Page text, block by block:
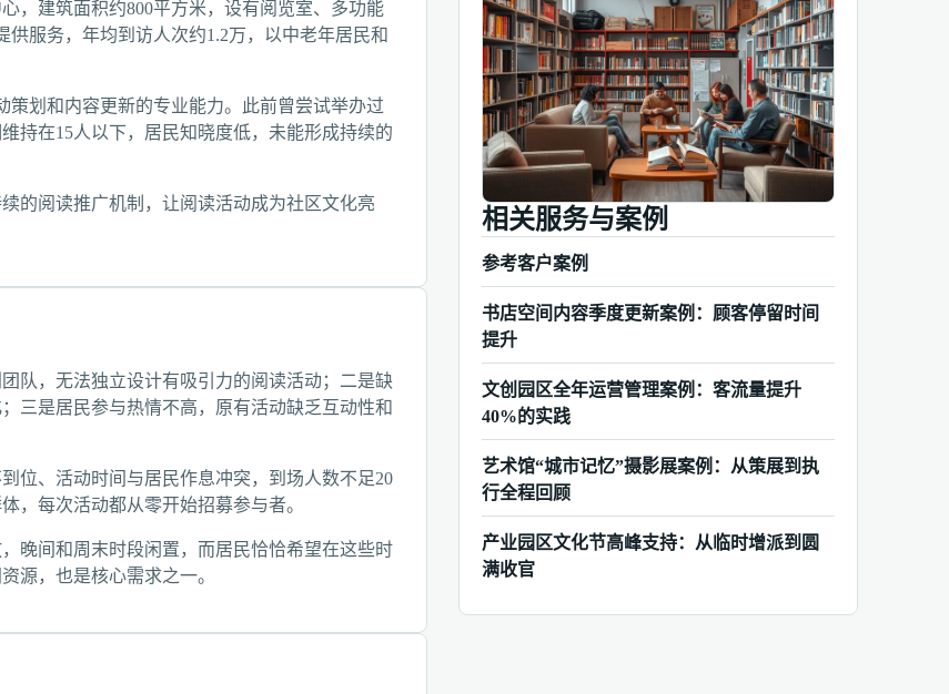
，建筑面积约800平方米，设有阅览室、多功能
服务，年均到访人次约1.2万，以中老年居民和
划和内容更新的专业能力。此前曾尝试举办过
持在15人以下，居民知晓度低，未能形成持续的
的阅读推广机制，让阅读活动成为社区文化亮
队，无法独立设计有吸引力的阅读活动；二是缺
三是居民参与热情不高，原有活动缺乏互动性和
位、活动时间与居民作息冲突，到场人数不足20
，每次活动都从零开始招募参与者。
晚间和周末时段闲置，而居民恰恰希望在这些时
源，也是核心需求之一。
相关服务与案例
参考客户案例
书店空间内容季度更新案例：顾客停留时间
提升
文创园区全年运营管理案例：客流量提升
40%的实践
艺术馆“城市记忆”摄影展案例：从策展到执
行全程回顾
产业园区文化节高峰支持：从临时增派到圆
满收官